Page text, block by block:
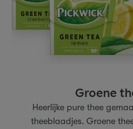
Groene
Heerlijke pure thee
theeblaadjes. Groene